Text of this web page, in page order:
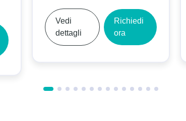
Vedi
dettagli
Richiedi
ora